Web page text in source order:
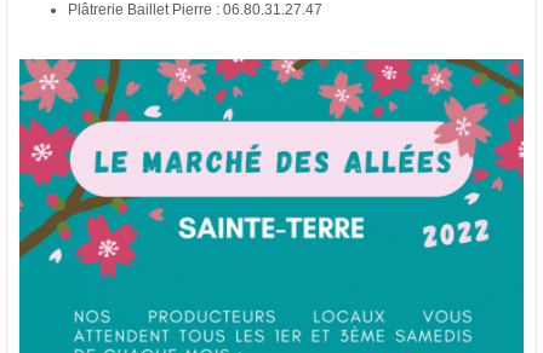
Plâtrerie Baillet Pierre : 06.80.31.27.47